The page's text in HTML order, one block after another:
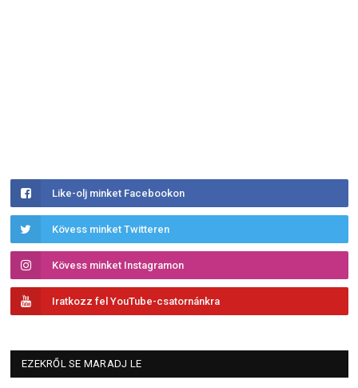
Like-olj minket Facebookon
Kövess minket Twitteren
Kövess minket Instagramon
Iratkozz fel YouTube-csatornánkra
EZEKRŐL SE MARADJ LE